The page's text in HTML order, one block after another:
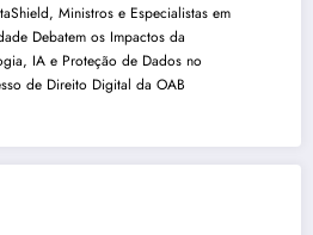
Ministros e Especialistas em
Debatem os Impactos da
IA e Proteção de Dados no
de Direito Digital da OAB